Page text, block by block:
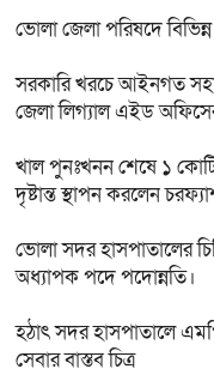
ভোলা জেলা পরিষদে
সরকারি খরচে আইনগত
জেলা লিগ্যাল এইড
খাল পুনঃখনন শেষে ১ কোটি
দৃষ্টান্ত স্থাপন করলেন
ভোলা সদর হাসপাতালের
অধ্যাপক পদে পদোন্নতি।
হঠাৎ সদর হাসপাতালে
সেবার বাস্তব চিত্র